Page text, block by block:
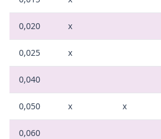
0,020 x
0,025 x
0,040
0,050 x x
0,060